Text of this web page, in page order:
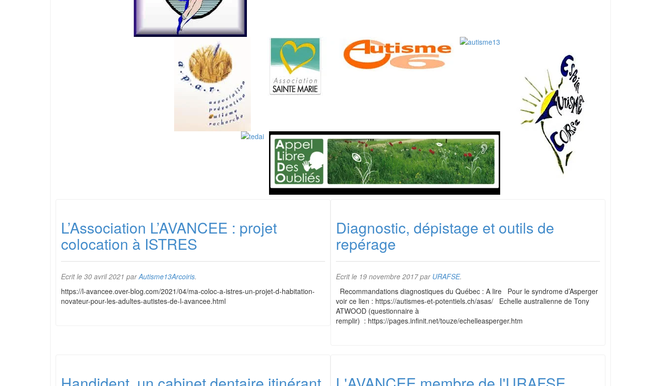
L’Association L’AVANCEE : projet
colocation à ISTRES
Ecrit le 30 avril 2021 parAutisme13Arcoiris.
https://l-avancee.over-blog.com/2021/04/ma-coloc-a-istres-un-projet-d-habitation-
novateur-pour-les-adultes-autistes-de-l-avancee.html
Diagnostic, dépistage et outils de
repérage
Ecrit le 19 novembre 2017par URAFSE.
Recommandations diagnostiques du Québec : A lire Pour le syndrome d’Asperger
voir ce lien : https://autismes-et-potentiels.ch/asas/ Echelle australienne de Tony
ATWOOD (questionnaire à
remplir) : https://pages.infinit.net/touze/echelleasperger.htm